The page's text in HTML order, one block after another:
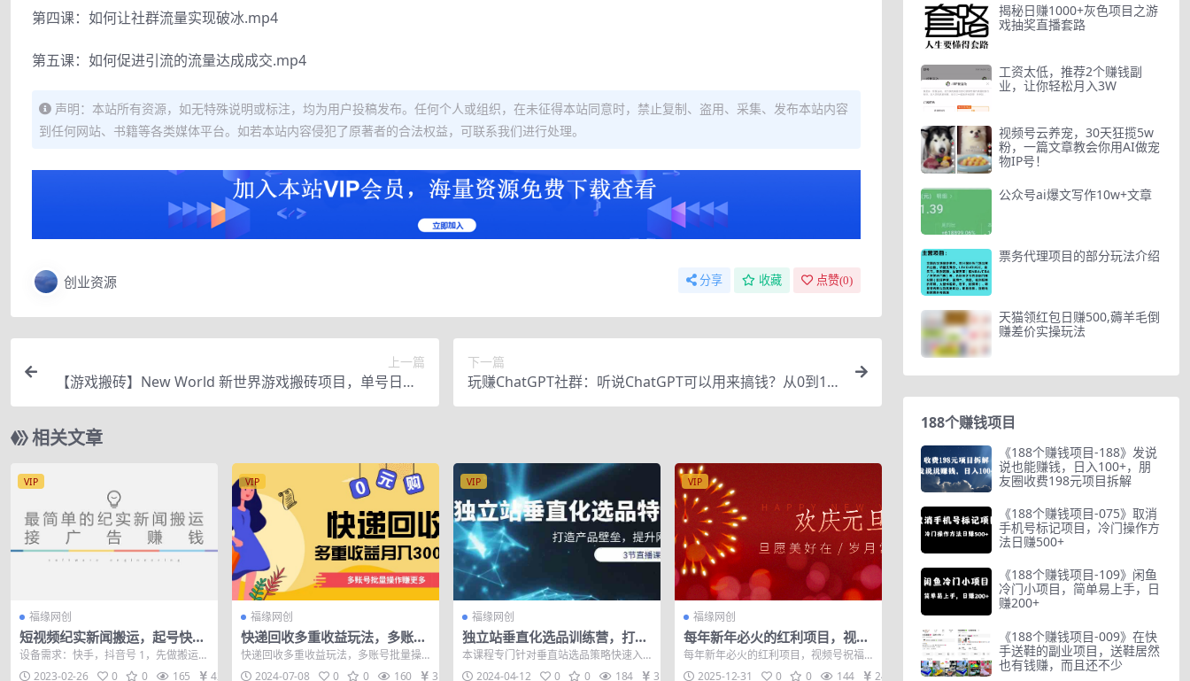
第四课：如何让社群流量实现破冰.mp4
第五课：如何促进引流的流量达成成交.mp4
声明：本站所有资源，如无特殊说明或标注，均为用户投稿发布。任何个人或组织，在未征得本站同意时，禁止复制、盗用、采集、发布本站内容
到任何网站、书籍等各类媒体平台。如若本站内容侵犯了原著者的合法权益，可联系我们进行处理。
创业资源 分享 收藏 点赞(0)
上一篇
【游戏搬砖】New World 新世界游戏搬砖项目，单号日入1
00+【详细操作教程】
下一篇
玩赚ChatGPT社群：听说ChatGPT可以用来搞钱？从0到1保
姆级教程
相关文章
VIP
福缘网创
短视频纪实新闻搬运，起号快轻
松引爆流量，可接广告变现（教
程+素材）
设备需求：快手，抖音号 1，先做搬运起
号 2，每天发3个作品，第一次发步后，
2023-02-26 0 0 165 42
VIP
福缘网创
快递回收多重收益玩法，多账号
批量操作，新手小白也能搬砖月
入3000+！
快递回收多重收益玩法，多账号批量操
作，新手小白也能搬砖月入3000+！ 快
2024-07-08 0 0 160 31
VIP
福缘网创
独立站垂直化选品训练营，打造
产品壁垒，提升网站利润（3节
直播课）
本课程专门针对垂直站选品策略快速入
门，规避不必要的试错成本。 课程大纲
2024-04-12 0 0 184 31
VIP
福缘网创
每年新年必火的红利项目，视频
号祝福类视频玩法，多种变现月
入万元！
每年新年必火的红利项目，视频号祝福
类视频玩法，多种变现月入万元！ 随着
2025-12-31 0 0 144 24
揭秘日赚1000+灰色项目之游
戏抽奖直播套路
工资太低，推荐2个赚钱副
业，让你轻松月入3W
视频号云养宠，30天狂揽5w
粉，一篇文章教会你用AI做宠
物IP号！
公众号ai爆文写作10w+文章
票务代理项目的部分玩法介绍
天猫领红包日赚500,薅羊毛倒
赚差价实操玩法
188个赚钱项目
《188个赚钱项目-188》发说
说也能赚钱，日入100+，朋
友圈收费198元项目拆解
《188个赚钱项目-075》取消
手机号标记项目，冷门操作方
法日赚500+
《188个赚钱项目-109》闲鱼
冷门小项目，简单易上手，日
赚200+
《188个赚钱项目-009》在快
手送鞋的副业项目，送鞋居然
也有钱赚，而且还不少